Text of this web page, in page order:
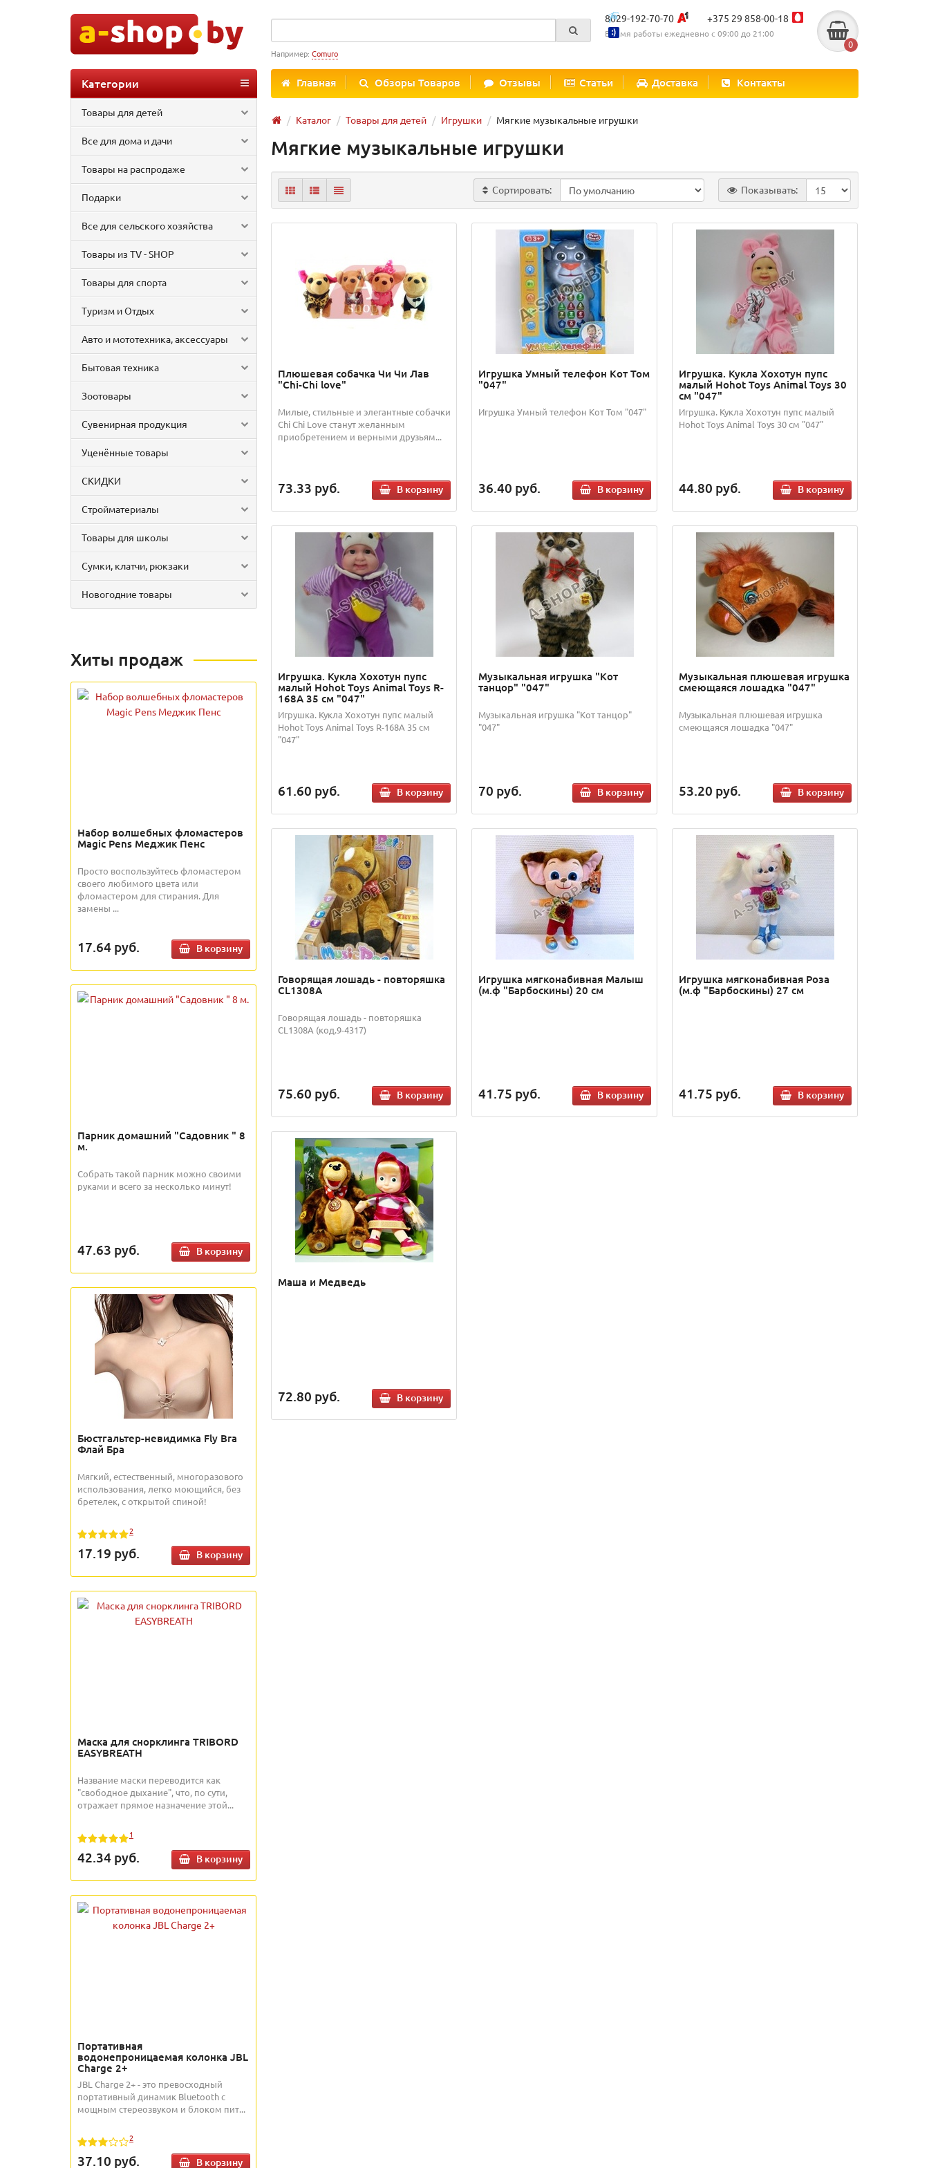
8029-192-70-70 +375 29 858-00-18
Время работы ежедневно с 09:00 до 21:00
0
Например: Comuro
Главная Обзоры Товаров Отзывы Статьи Доставка Контакты
Категории
Товары для детей
Все для дома и дачи
Товары на распродаже
Подарки
Все для сельского хозяйства
Товары из TV - SHOP
Товары для спорта
Туризм и Отдых
Авто и мототехника, аксессуары
Бытовая техника
Зоотовары
Сувенирная продукция
Уценённые товары
СКИДКИ
Стройматериалы
Товары для школы
Сумки, клатчи, рюкзаки
Новогодние товары
Каталог Товары для детей Игрушки Мягкие музыкальные игрушки
Хиты продаж
Набор волшебных фломастеров
Magic Pens Меджик Пенс
Просто воспользуйтесь фломастером
своего любимого цвета или
фломастером для стирания. Для
замены ...
17.64 руб. В корзину
Парник домашний "Садовник " 8
м.
Собрать такой парник можно своими
руками и всего за несколько минут!
47.63 руб. В корзину
Бюстгальтер-невидимка Fly Bra
Флай Бра
Мягкий, естественный, многоразового
использования, легко моющийся, без
бретелек, с открытой спиной!
2
17.19 руб. В корзину
Маска для снорклинга TRIBORD
EASYBREATH
Название маски переводится как
"свободное дыхание", что, по сути,
отражает прямое назначение этой...
1
42.34 руб. В корзину
Портативная
водонепроницаемая колонка JBL
Charge 2+
JBL Charge 2+ - это превосходный
портативный динамик Bluetooth с
мощным стереозвуком и блоком пит...
2
37.10 руб. В корзину
Мягкие музыкальные игрушки
Сортировать: Показывать:
Плюшевая собачка Чи Чи Лав
"Chi-Chi love"
Милые, стильные и элегантные собачки
Chi Chi Love станут желанным
приобретением и верными друзьям...
73.33 руб. В корзину
Игрушка Умный телефон Кот Том
"047"
Игрушка Умный телефон Кот Том "047"
36.40 руб. В корзину
Игрушка. Кукла Хохотун пупс
малый Hohot Toys Animal Toys 30
см "047"
Игрушка. Кукла Хохотун пупс малый
Hohot Toys Animal Toys 30 см "047"
44.80 руб. В корзину
Игрушка. Кукла Хохотун пупс
малый Hohot Toys Animal Toys R-
168A 35 см "047"
Игрушка. Кукла Хохотун пупс малый
Hohot Toys Animal Toys R-168A 35 см
"047"
61.60 руб. В корзину
Музыкальная игрушка "Кот
танцор" "047"
Музыкальная игрушка "Кот танцор"
"047"
70 руб. В корзину
Музыкальная плюшевая игрушка
cмеющаяся лошадка "047"
Музыкальная плюшевая игрушка
cмеющаяся лошадка "047"
53.20 руб. В корзину
Говорящая лошадь - повторяшка
CL1308A
Говорящая лошадь - повторяшка
CL1308A (код.9-4317)
75.60 руб. В корзину
Игрушка мягконабивная Малыш
(м.ф "Барбоскины) 20 см
41.75 руб. В корзину
Игрушка мягконабивная Роза
(м.ф "Барбоскины) 27 см
41.75 руб. В корзину
Маша и Медведь
72.80 руб. В корзину